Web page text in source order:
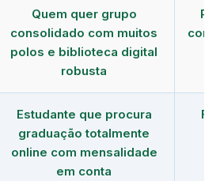
Quem quer grupo
consolidado com muitos
polos e biblioteca digital
robusta
com
Estudante que procura
graduação totalmente
online com mensalidade
em conta